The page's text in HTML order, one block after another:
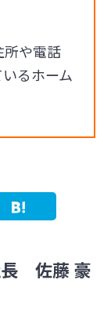
所や電話
るホーム
佐藤 豪